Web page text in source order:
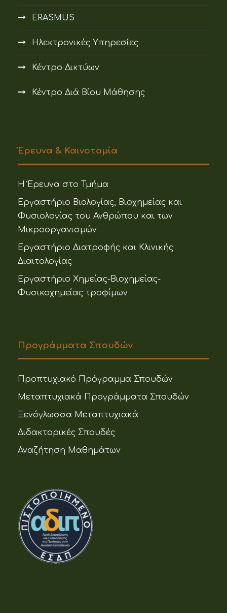
ERASMUS
Ηλεκτρονικές Υπηρεσίες
Κέντρο Δικτύων
Κέντρο Διά Βίου Μάθησης
Έρευνα & Καινοτομία
Η Έρευνα στο Τμήμα
Εργαστήριο Βιολογίας, Βιοχημείας και
Φυσιολογίας του Ανθρώπου και των
Μικροοργανισμών
Εργαστήριο Διατροφής και Κλινικής
Διαιτολογίας
Εργαστήριο Χημείας-Βιοχημείας-
Φυσικοχημείας τροφίμων
Προγράμματα Σπουδών
Προπτυχιακό Πρόγραμμα Σπουδών
Μεταπτυχιακά Προγράμματα Σπουδών
Ξενόγλωσσα Μεταπτυχιακά
Διδακτορικές Σπουδές
Αναζήτηση Μαθημάτων